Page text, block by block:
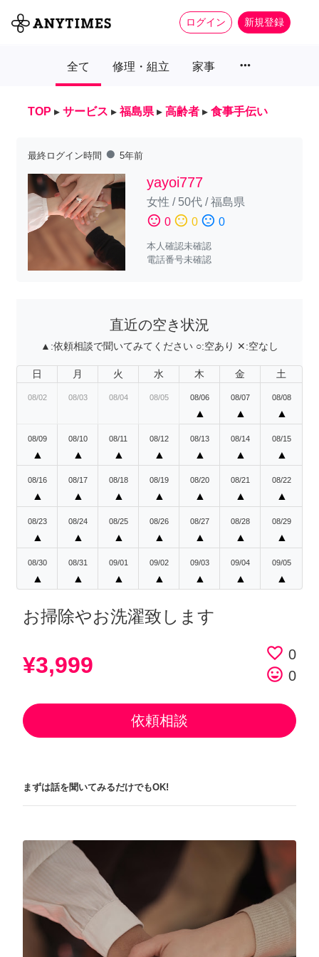
ログイン 新規登録
全て 修理・組立 家事 more_horiz
TOP ▸ サービス ▸ 福島県 ▸ 高齢者 ▸ 食事手伝い
最終ログイン時間 fiber_manual_record 5年前
yayoi777
女性 / 50代/福島県
sentiment_satisfied 0 sentiment_neutral 0 sentiment_dissatisfied 0
本人確認未確認
電話番号未確認
直近の空き状況
▲:依頼相談で聞いてみてください ○:空あり ✕:空なし
日 月 火 水 木 金 土
08/02 08/03 08/04 08/05 08/06
▲
08/07
▲
08/08
▲
08/09
▲
08/10
▲
08/11
▲
08/12
▲
08/13
▲
08/14
▲
08/15
▲
08/16
▲
08/17
▲
08/18
▲
08/19
▲
08/20
▲
08/21
▲
08/22
▲
08/23
▲
08/24
▲
08/25
▲
08/26
▲
08/27
▲
08/28
▲
08/29
▲
08/30
▲
08/31
▲
09/01
▲
09/02
▲
09/03
▲
09/04
▲
09/05
▲
お掃除やお洗濯致します
¥3,999 favorite_border 0
tag_faces 0
依頼相談
まずは話を聞いてみるだけでもOK!